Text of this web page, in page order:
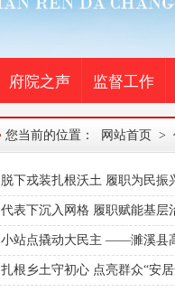
府院之声 监督工作
您当前的位置： 网站首页 >
脱下戎装扎根沃土 履职为民振
代表下沉入网格 履职赋能基层
小站点撬动大民主 ——濉溪县
扎根乡土守初心 点亮群众“安